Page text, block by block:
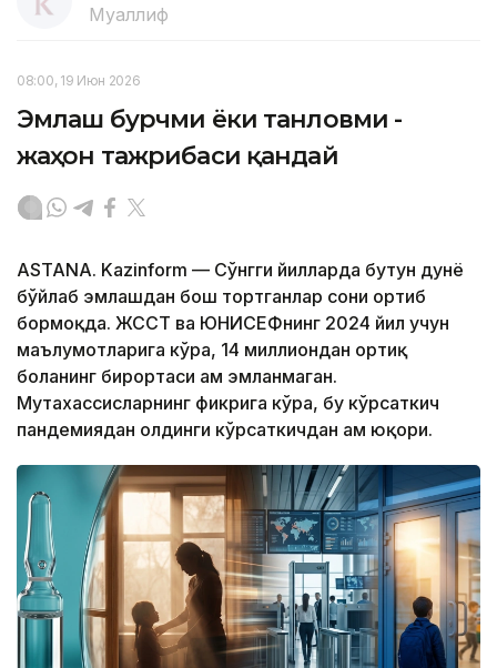
Муаллиф
08:00, 19 Июн 2026
Эмлаш бурчми ёки танловми -
жаҳон тажрибаси қандай
ASTANA. Kazinform — Сўнгги йилларда бутун дунё
бўйлаб эмлашдан бош тортганлар сони ортиб
бормоқда. ЖССТ ва ЮНИCЕФнинг 2024 йил учун
маълумотларига кўра, 14 миллиондан ортиқ
боланинг бирортаси ҳам эмланмаган.
Мутахассисларнинг фикрига кўра, бу кўрсаткич
пандемиядан олдинги кўрсаткичдан ҳам юқори.